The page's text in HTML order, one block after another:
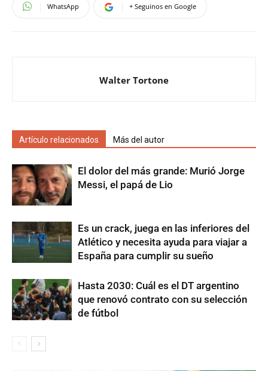
WhatsApp + Seguinos en Google
Walter Tortone
Artículo relacionados Más del autor
El dolor del más grande: Murió Jorge
Messi, el papá de Lio
Es un crack, juega en las inferiores del
Atlético y necesita ayuda para viajar a
España para cumplir su sueño
Hasta 2030: Cuál es el DT argentino
que renovó contrato con su selección
de fútbol